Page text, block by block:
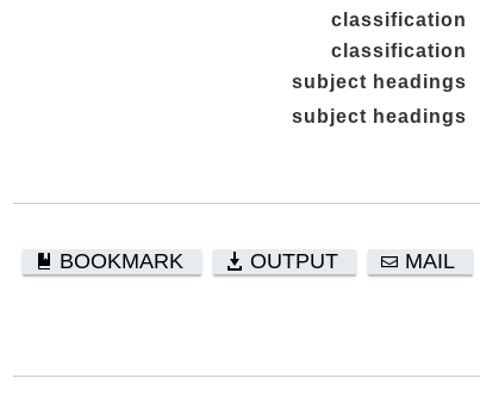
classification
classification
subject headings
subject headings
BOOKMARK OUTPUT MAIL